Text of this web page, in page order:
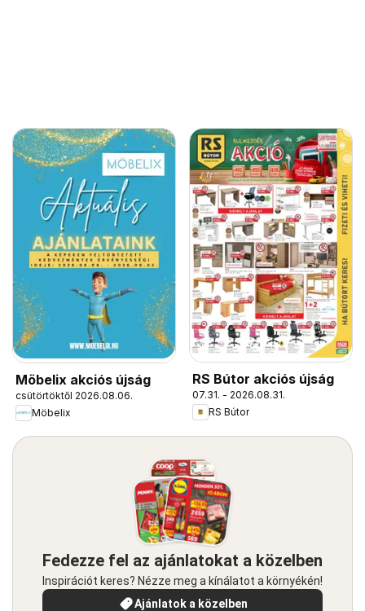
Möbelix akciós újság
csütörtöktől 2026.08.06.
Möbelix
RS Bútor akciós újság
07.31. - 2026.08.31.
RS Bútor
Fedezze fel az ajánlatokat a közelben
Inspirációt keres? Nézze meg a kínálatot a környékén!
Ajánlatok a közelben